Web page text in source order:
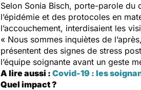
Selon Sonia Bisch, porte-parole du
l’épidémie et des protocoles en
l’accouchement, interdisaient les
« Nous sommes inquiètes de
présentent des signes de stress
l’équipe soignante avant un geste
A lire aussi : Covid-19 : les
Quel impact ?